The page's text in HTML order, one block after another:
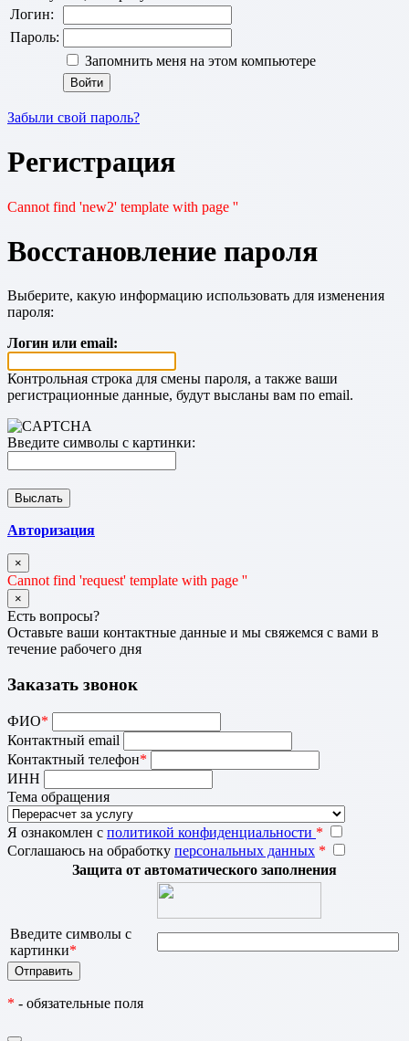
Логин:
Пароль:
Запомнить меня на этом компьютере
Забыли свой пароль?
Регистрация
Cannot find 'new2' template with page ''
Восстановление пароля
Выберите, какую информацию использовать для изменения
пароля:
Логин или email:
Контрольная строка для смены пароля, а также ваши
регистрационные данные, будут высланы вам по email.
Введите символы с картинки:
Авторизация
×
Cannot find 'request' template with page ''
×
Есть вопросы?
Оставьте ваши контактные данные и мы свяжемся с вами в
течение рабочего дня
Заказать звонок
ФИО*
Контактный email
Контактный телефон*
ИНН
Тема обращения
Я ознакомлен с политикой конфиденциальности *
Соглашаюсь на обработку персональных данных *
Защита от автоматического заполнения
Введите символы с
картинки*
* - обязательные поля